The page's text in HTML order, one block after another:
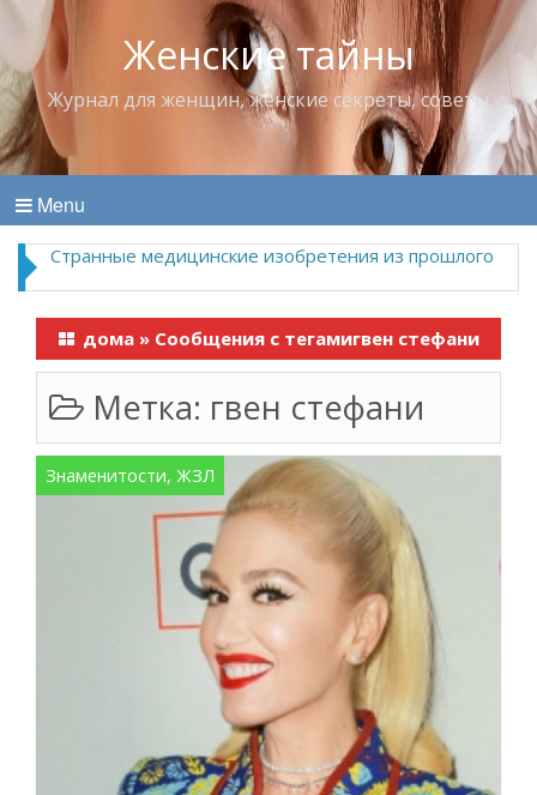
Женские тайны
Журнал для женщин, женские секреты, советы
Menu
Странные медицинские изобретения из прошлого
дома » Сообщения с тегамигвен стефани
Метка: гвен стефани
Знаменитости, ЖЗЛ